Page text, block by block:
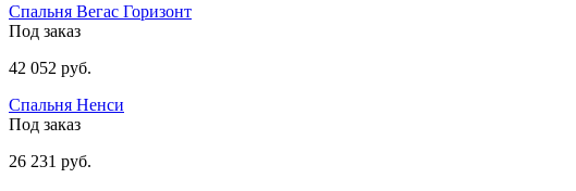
Спальня Вегас Горизонт
Под заказ
42 052 руб.
Спальня Ненси
Под заказ
26 231 руб.